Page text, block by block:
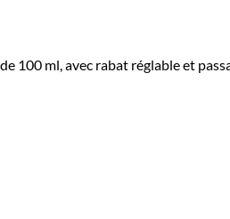
100 ml, avec rabat réglable et